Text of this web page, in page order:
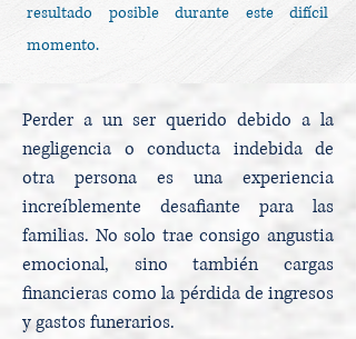
resultado posible durante este difícil
momento.
Perder a un ser querido debido a la
negligencia o conducta indebida de
otra persona es una experiencia
increíblemente desafiante para las
familias. No solo trae consigo angustia
emocional, sino también cargas
financieras como la pérdida de ingresos
y gastos funerarios.